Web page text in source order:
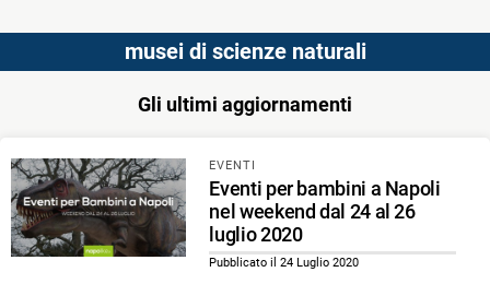
musei di scienze naturali
Gli ultimi aggiornamenti
EVENTI
Eventi per bambini a Napoli
nel weekend dal 24 al 26
luglio 2020
Pubblicato il 24 Luglio 2020